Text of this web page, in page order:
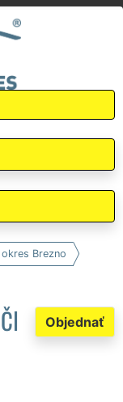
okres Brezno
Objednať